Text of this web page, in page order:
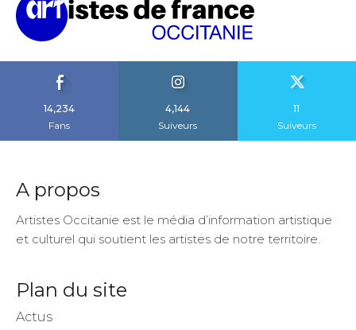
14,234
Fans
4,144
Suiveurs
11
Suiveurs
A propos
Artistes Occitanie est le média d’information artistique
et culturel qui soutient les artistes de notre territoire.
Plan du site
Actus